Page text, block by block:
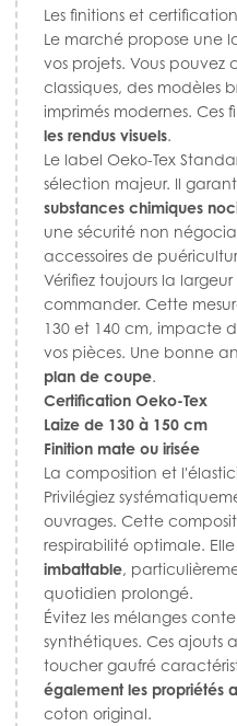
Les finitions et
Le marché propose une
vos projets. Vous pouvez
classiques, des modèles
imprimés modernes. Ces
les rendus visuels.
Le label Oeko-Tex
sélection majeur. Il
substances chimiques
une sécurité non
accessoires de
Vérifiez toujours la
commander. Cette
130 et 140 cm, impacte
vos pièces. Une bonne
plan de coupe.
Certification Oeko-Tex
Laize de 130 à 150 cm
Finition mate ou irisée
La composition et
Privilégiez
ouvrages. Cette
respirabilité optimale.
imbattable,
quotidien prolongé.
Évitez les mélanges
synthétiques. Ces ajouts
toucher gaufré
également les propriétés
coton original.